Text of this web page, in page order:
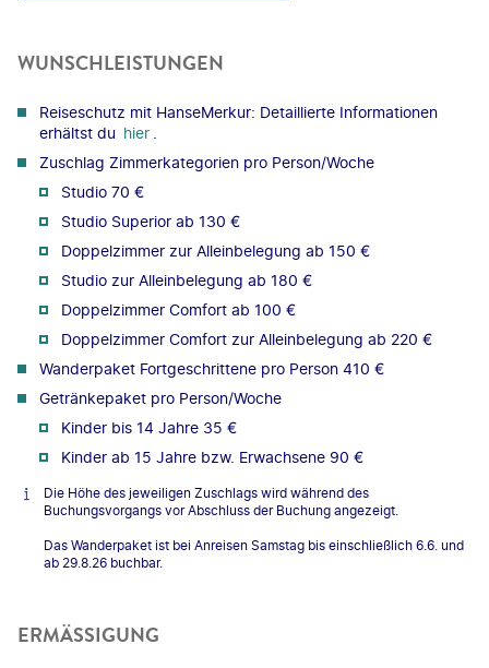
WUNSCHLEISTUNGEN
Reiseschutz mit HanseMerkur: Detaillierte Informationen
erhältst du hier
Zuschlag Zimmerkategorien pro Person/Woche
Studio 70 €
Studio Superior ab 130 €
Doppelzimmer zur Alleinbelegung ab 150 €
Studio zur Alleinbelegung ab 180 €
Doppelzimmer Comfort ab 100 €
Doppelzimmer Comfort zur Alleinbelegung ab 220 €
Wanderpaket Fortgeschrittene pro Person 410 €
Getränkepaket pro Person/Woche
Kinder bis 14 Jahre 35 €
Kinder ab 15 Jahre bzw. Erwachsene 90 €
Die Höhe des jeweiligen Zuschlags wird während des
Buchungsvorgangs vor Abschluss der Buchung angezeigt.
Das Wanderpaket ist bei Anreisen Samstag bis einschließlich 6.6. und
ab 29.8.26 buchbar.
ERMÄSSIGUNG